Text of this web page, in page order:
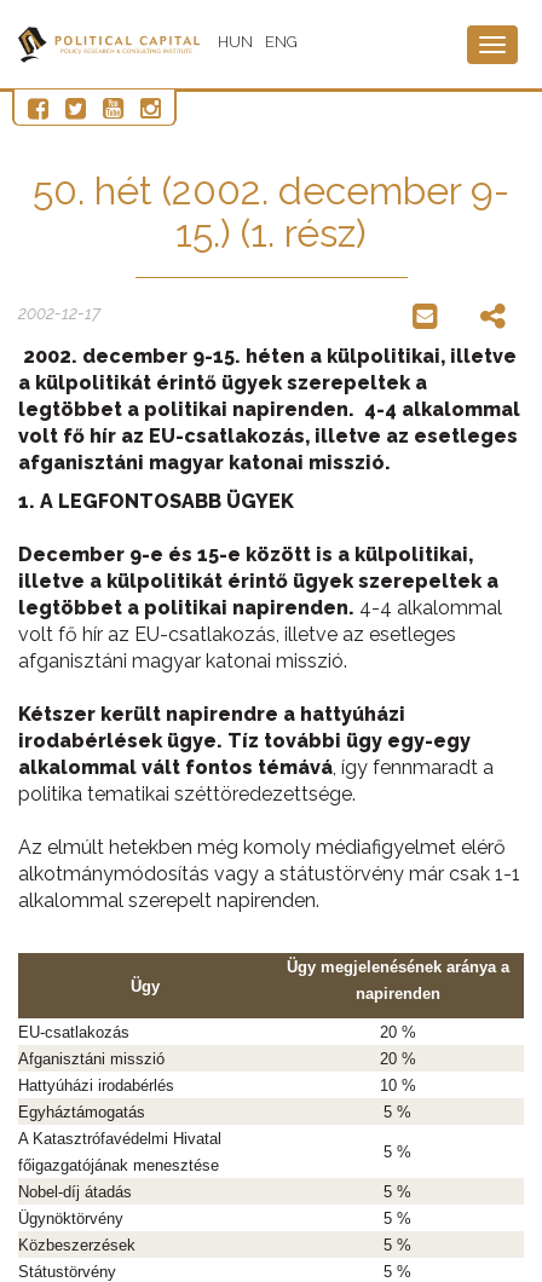
HUN ENG
50. hét (2002. december 9-
15.) (1. rész)
2002-12-17
2002. december 9-15. héten a külpolitikai, illetve
a külpolitikát érintő ügyek szerepeltek a
legtöbbet a politikai napirenden. 4-4 alkalommal
volt fő hír az EU-csatlakozás, illetve az esetleges
afganisztáni magyar katonai misszió.
1. A LEGFONTOSABB ÜGYEK
December 9-e és 15-e között is a külpolitikai,
illetve a külpolitikát érintő ügyek szerepeltek a
legtöbbet a politikai napirenden. 4-4 alkalommal
volt fő hír az EU-csatlakozás, illetve az esetleges
afganisztáni magyar katonai misszió.
Kétszer került napirendre a hattyúházi
irodabérlések ügye. Tíz további ügy egy-egy
alkalommal vált fontos témává, így fennmaradt a
politika tematikai széttöredezettsége.
Az elmúlt hetekben még komoly médiafigyelmet elérő
alkotmánymódosítás vagy a státustörvény már csak 1-1
alkalommal szerepelt napirenden.
Ügy
Ügy megjelenésének aránya a
napirenden
EU-csatlakozás
20 %
Afganisztáni misszió
20 %
Hattyúházi irodabérlés
10 %
Egyháztámogatás
5 %
A Katasztrófavédelmi Hivatal
főigazgatójának menesztése
5 %
Nobel-díj átadás
5 %
Ügynöktörvény
5 %
Közbeszerzések
5 %
Státustörvény
5 %